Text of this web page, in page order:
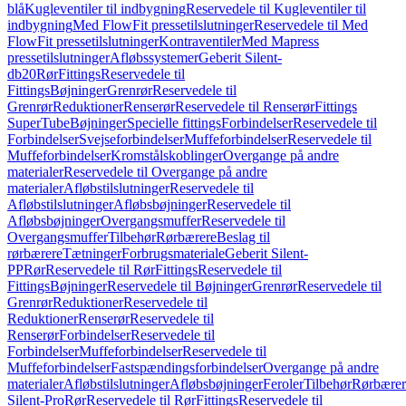
blåKugleventiler til indbygningReservedele til Kugleventiler til
indbygningMed FlowFit pressetilslutningerReservedele til Med
FlowFit pressetilslutningerKontraventilerMed Mapress
pressetilslutningerAfløbssystemerGeberit Silent-
db20RørFittingsReservedele til
FittingsBøjningerGrenrørReservedele til
GrenrørReduktionerRenserørReservedele til RenserørFittings
SuperTubeBøjningerSpecielle fittingsForbindelserReservedele til
ForbindelserSvejseforbindelserMuffeforbindelserReservedele til
MuffeforbindelserKromstålskoblingerOvergange på andre
materialerReservedele til Overgange på andre
materialerAfløbstilslutningerReservedele til
AfløbstilslutningerAfløbsbøjningerReservedele til
AfløbsbøjningerOvergangsmufferReservedele til
OvergangsmufferTilbehørRørbærereBeslag til
rørbærereTætningerForbrugsmaterialeGeberit Silent-
PPRørReservedele til RørFittingsReservedele til
FittingsBøjningerReservedele til BøjningerGrenrørReservedele til
GrenrørReduktionerReservedele til
ReduktionerRenserørReservedele til
RenserørForbindelserReservedele til
ForbindelserMuffeforbindelserReservedele til
MuffeforbindelserFastspændingsforbindelserOvergange på andre
materialerAfløbstilslutningerAfløbsbøjningerFerolerTilbehør
Silent-ProRørReservedele til RørFittingsReservedele til